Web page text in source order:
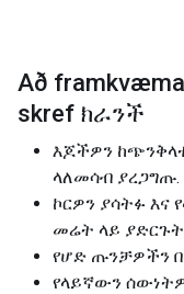
Að
skref ክራንች
እጆችዎን
ላለመሳብ ያረጋግጡ.
ኮርዎን ያሳትፉ እና
መሬት ላይ
የሆድ ጡንቻዎችን
የላይኛውን